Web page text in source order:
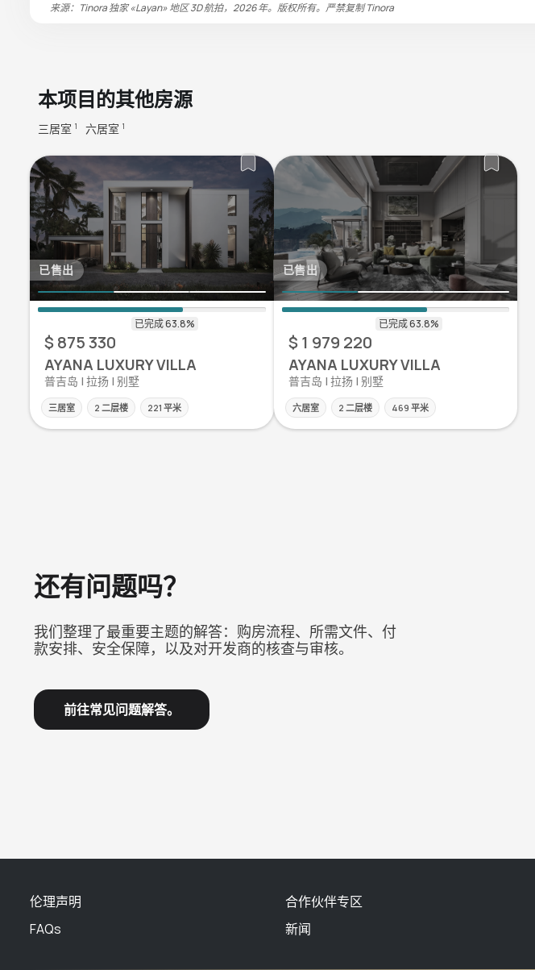
来源：Tinora 独家 «Layan» 地区 3D 航拍，2026 年。版权所有。严禁复制Tinora
本项目的其他房源
三居室 1 六居室 1
已售出
$ 875 330
AYANA LUXURY VILLA
普吉岛 | 拉扬 | 别墅
三居室 2 二层楼 221 平米
已售出
$ 1 979 220
AYANA LUXURY VILLA
普吉岛 | 拉扬 | 别墅
六居室 2 二层楼 469 平米
还有问题吗？
我们整理了最重要主题的解答：购房流程、所需文件、付
款安排、安全保障，以及对开发商的核查与审核。
前往常见问题解答。
伦理声明
FAQs
合作伙伴专区
新闻